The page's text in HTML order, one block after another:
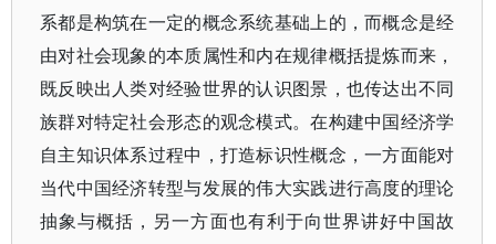
系都是构筑在一定的概念系统基础上的，而概念是经
由对社会现象的本质属性和内在规律概括提炼而来，
既反映出人类对经验世界的认识图景，也传达出不同
族群对特定社会形态的观念模式。在构建中国经济学
自主知识体系过程中，打造标识性概念，一方面能对
当代中国经济转型与发展的伟大实践进行高度的理论
抽象与概括，另一方面也有利于向世界讲好中国故